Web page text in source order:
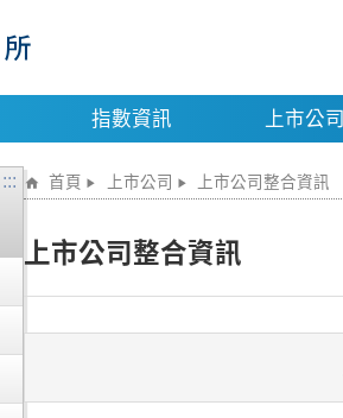
指數資訊 上市公司
::: 首頁 上市公司 上市公司整合資訊
上市公司整合資訊